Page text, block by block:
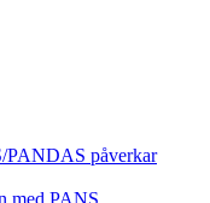
PANDAS påverkar
med PANS